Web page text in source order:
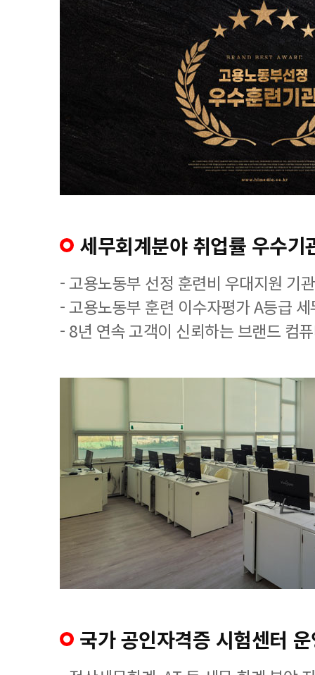
세무회계분야 취업률 우수기
- 고용노동부 선정 훈련비 우대지원 기관
- 고용노동부 훈련 이수자평가 A등급
- 8년 연속 고객이 신뢰하는 브랜드 컴
국가 공인자격증 시험센터